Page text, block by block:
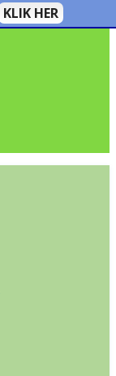
KLIK HER